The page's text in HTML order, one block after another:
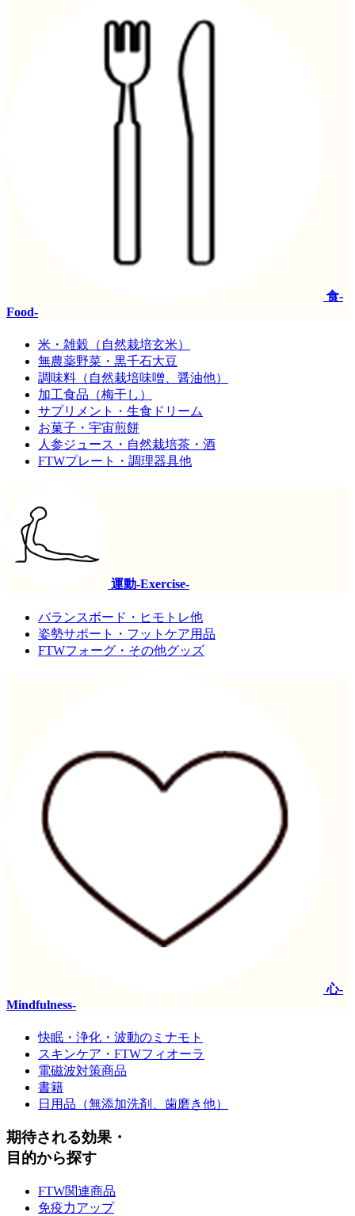
食-
Food-
米・雑穀（自然栽培玄米）
無農薬野菜・黒千石大豆
調味料（自然栽培味噌、醤油他）
加工食品（梅干し）
サプリメント・生食ドリーム
お菓子・宇宙煎餅
人参ジュース・自然栽培茶・酒
FTWプレート・調理器具他
運動-Exercise-
バランスボード・ヒモトレ他
姿勢サポート・フットケア用品
FTWフォーグ・その他グッズ
心-
Mindfulness-
快眠・浄化・波動のミナモト
スキンケア・FTWフィオーラ
電磁波対策商品
書籍
日用品（無添加洗剤、歯磨き他）
期待される効果・
目的から探す
FTW関連商品
免疫力アップ